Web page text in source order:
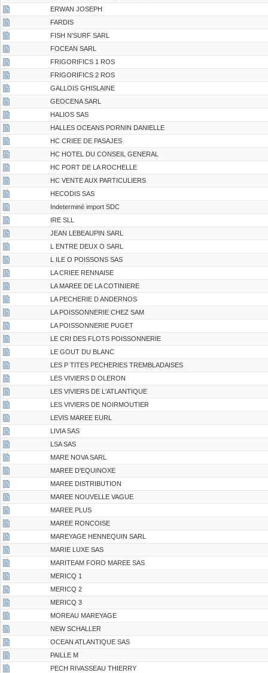
ERWAN JOSEPH
FARDIS
FISH N'SURF SARL
FOCEAN SARL
FRIGORIFICS 1 ROS
FRIGORIFICS 2 ROS
GALLOIS GHISLAINE
GEOCENA SARL
HALIOS SAS
HALLES OCEANS PORNIN DANIELLE
HC CRIEE DE PASAJES
HC HOTEL DU CONSEIL GENERAL
HC PORT DE LA ROCHELLE
HC VENTE AUX PARTICULIERS
HECODIS SAS
Indeterminé import SDC
IRE SLL
JEAN LEBEAUPIN SARL
L ENTRE DEUX O SARL
L ILE O POISSONS SAS
LA CRIEE RENNAISE
LA MAREE DE LA COTINIERE
LA PECHERIE D ANDERNOS
LA POISSONNERIE CHEZ SAM
LA POISSONNERIE PUGET
LE CRI DES FLOTS POISSONNERIE
LE GOUT DU BLANC
LES P TITES PECHERIES TREMBLADAISES
LES VIVIERS D OLERON
LES VIVIERS DE L'ATLANTIQUE
LES VIVIERS DE NOIRMOUTIER
LEVIS MAREE EURL
LIVIA SAS
LSA SAS
MARE NOVA SARL
MAREE D'EQUINOXE
MAREE DISTRIBUTION
MAREE NOUVELLE VAGUE
MAREE PLUS
MAREE RONCOISE
MAREYAGE HENNEQUIN SARL
MARIE LUXE SAS
MARITEAM FORO MAREE SAS
MERICQ 1
MERICQ 2
MERICQ 3
MOREAU MAREYAGE
NEW SCHALLER
OCEAN ATLANTIQUE SAS
PAILLE M
PECH RIVASSEAU THIERRY